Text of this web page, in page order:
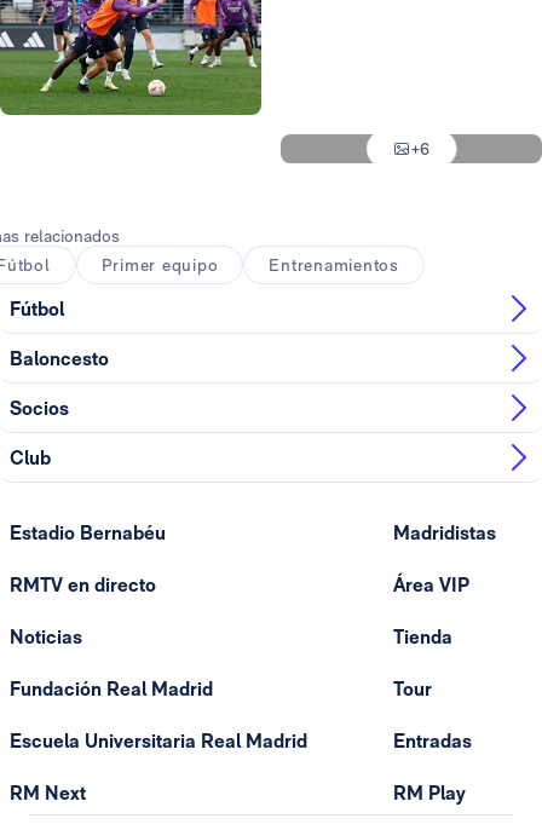
+6
relacionados
Primer equipo Entrenamientos
Fútbol
Baloncesto
Socios
Club
Estadio Bernabéu
RMTV en directo
Noticias
Fundación Real Madrid
Escuela Universitaria Real Madrid
RM Next
Madridistas
Área VIP
Tienda
Tour
Entradas
RM Play